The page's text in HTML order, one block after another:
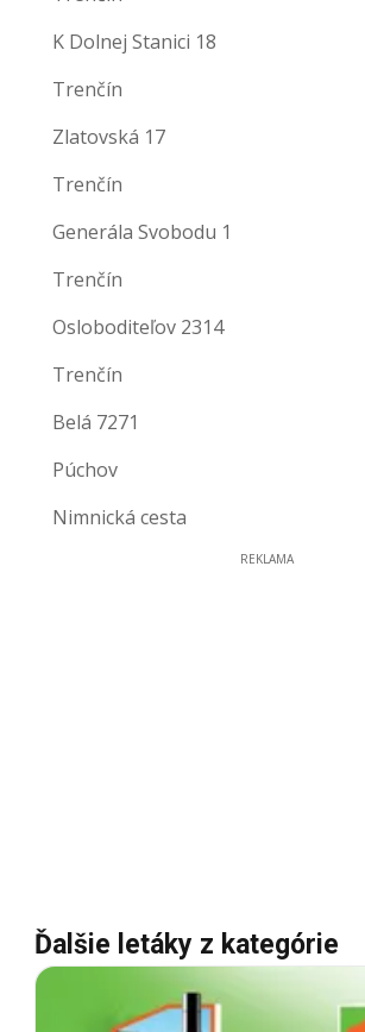
K Dolnej Stanici 18
Trenčín
Zlatovská 17
Trenčín
Generála Svobodu 1
Trenčín
Osloboditeľov 2314
Trenčín
Belá 7271
Púchov
Nimnická cesta
REKLAMA
Ďalšie letáky z kategórie